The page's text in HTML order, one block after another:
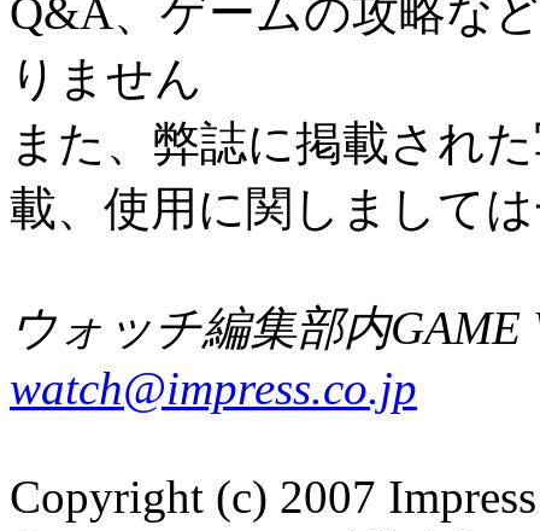
Q&A、ゲームの攻略な
りません
また、弊誌に掲載され
載、使用に関しまして
ウォッチ編集部内GAME
watch@impress.co.jp
Copyright (c) 2007